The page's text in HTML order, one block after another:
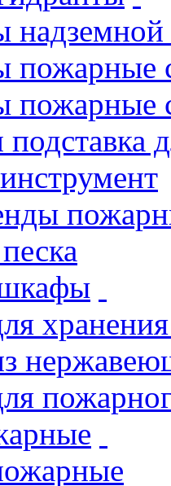
пожарные
пожарные
хранения